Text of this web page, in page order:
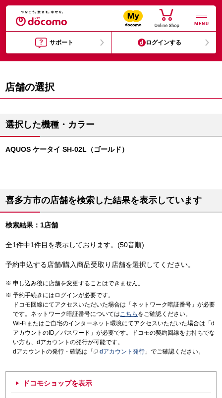
MENU
サポート ログインする
店舗の選択
選択した機種・カラー
AQUOS ケータイ SH-02L（ゴールド）
喜多方市の店舗を検索した結果を表示しています
検索結果：1店舗
全1件中1件目を表示しております。(50音順)
予約申込する店舗/購入商品受取り店舗を選択してください。
申し込み後に店舗を変更することはできません。
予約手続きにはログインが必要です。
ドコモ回線にてアクセスいただいた場合は「ネットワーク暗証番号」が必要
です。ネットワーク暗証番号についてはこちら をご確認ください。
Wi-Fiまたはご自宅のインターネット環境にてアクセスいただいた場合は「d
アカウントのID／パスワード」が必要です。ドコモの契約回線をお持ちでな
い方も、dアカウントの発行が可能です。
dアカウントの発行・確認は「
dアカウント発行 」でご確認ください。
ドコモショップを表示